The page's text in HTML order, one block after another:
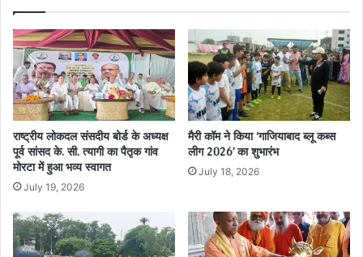
राष्ट्रीय लोकदल संसदीय बोर्ड के अध्यक्ष
पूर्व सांसद के. सी. त्यागी का पैतृक गांव
मोरटा में हुआ भव्य स्वागत
July 19, 2026
मैरी कॉम ने किया ‘गाजियाबाद ब्लू कब्स
लीग 2026’ का शुभारंभ
July 18, 2026